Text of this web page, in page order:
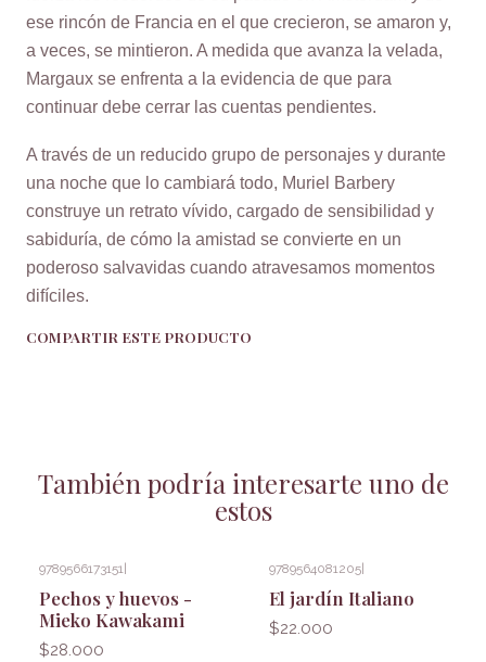
ese rincón de Francia en el que crecieron, se amaron y,
a veces, se mintieron. A medida que avanza la velada,
Margaux se enfrenta a la evidencia de que para
continuar debe cerrar las cuentas pendientes.
A través de un reducido grupo de personajes y durante
una noche que lo cambiará todo, Muriel Barbery
construye un retrato vívido, cargado de sensibilidad y
sabiduría, de cómo la amistad se convierte en un
poderoso salvavidas cuando atravesamos momentos
difíciles.
COMPARTIR ESTE PRODUCTO
También podría interesarte uno de
estos
9789566173151
Pechos y huevos -
Mieko Kawakami
$28.000
9789564081205
El jardín Italiano
$22.000